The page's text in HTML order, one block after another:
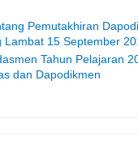
Pemutakhiran
Lambat 15 September
Tahun Pelajaran
dan Dapodikmen